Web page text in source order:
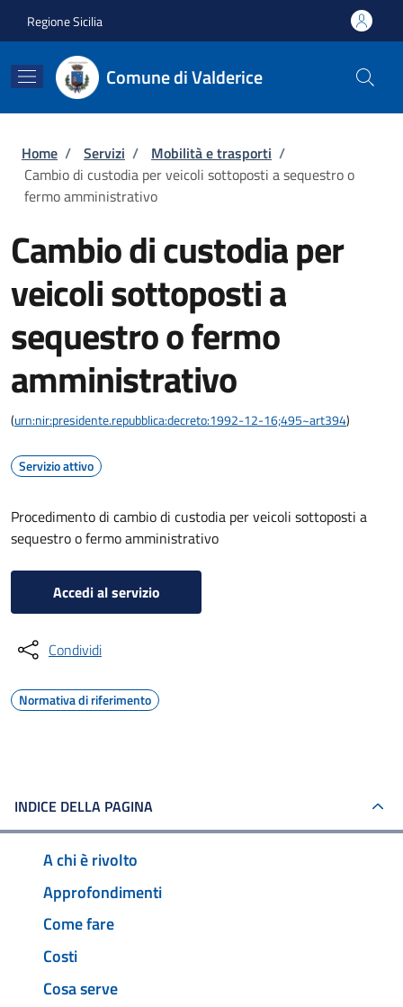
Regione Sicilia
Comune di Valderice
Briciole di pane
Home / Servizi / Mobilità e trasporti /
Cambio di custodia per veicoli sottoposti a sequestro o
fermo amministrativo
Cambio di custodia per
veicoli sottoposti a
sequestro o fermo
amministrativo
(urn:nir:presidente.repubblica:decreto:1992-12-16;495~art394)
Servizio attivo
Procedimento di cambio di custodia per veicoli sottoposti a
sequestro o fermo amministrativo
Accedi al servizio
Condividi
Normativa di riferimento
INDICE DELLA PAGINA
A chi è rivolto
Approfondimenti
Come fare
Costi
Cosa serve